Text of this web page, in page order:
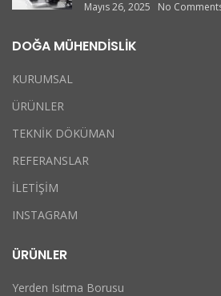
Mayıs 26, 2025 No
DOĞA MÜHENDİSLİK
KURUMSAL
ÜRÜNLER
TEKNİK DÖKÜMAN
REFERANSLAR
İLETİŞİM
INSTAGRAM
ÜRÜNLER
Yerden Isıtma Borusu